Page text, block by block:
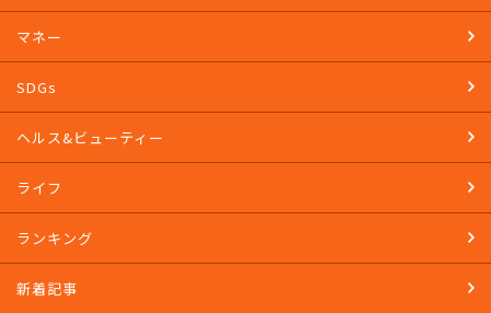
マネー
SDGs
ヘルス&ビューティー
ライフ
ランキング
新着記事